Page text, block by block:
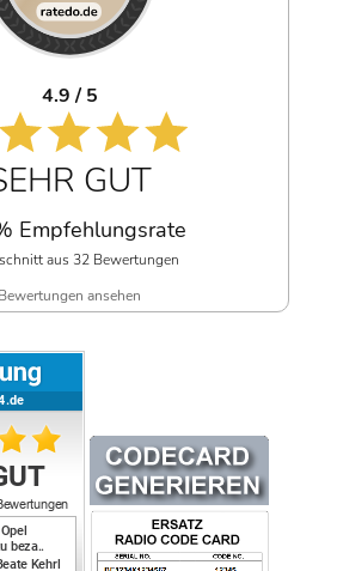
4.9 / 5
GUT
Empfehlungsrate
aus 32 Bewertungen
Bewertungen ansehen